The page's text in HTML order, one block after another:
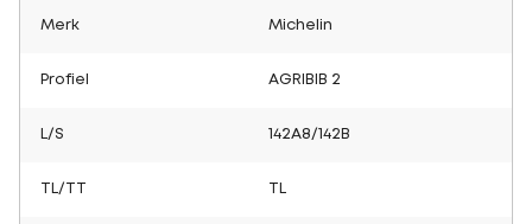
Merk Michelin
Profiel AGRIBIB 2
L/S 142A8/142B
TL/TT